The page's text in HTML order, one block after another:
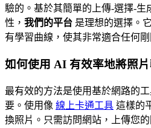
驗的。基於其簡單的上傳-選擇-生
性， 我們的平台 是理想的選擇。
有學習曲線，使其非常適合任何
如何使用 AI 有效率地將照
最有效的方法是使用基於網路的
要。使用像 線上卡通工具 這樣的
換照片。只需訪問網站，上傳您